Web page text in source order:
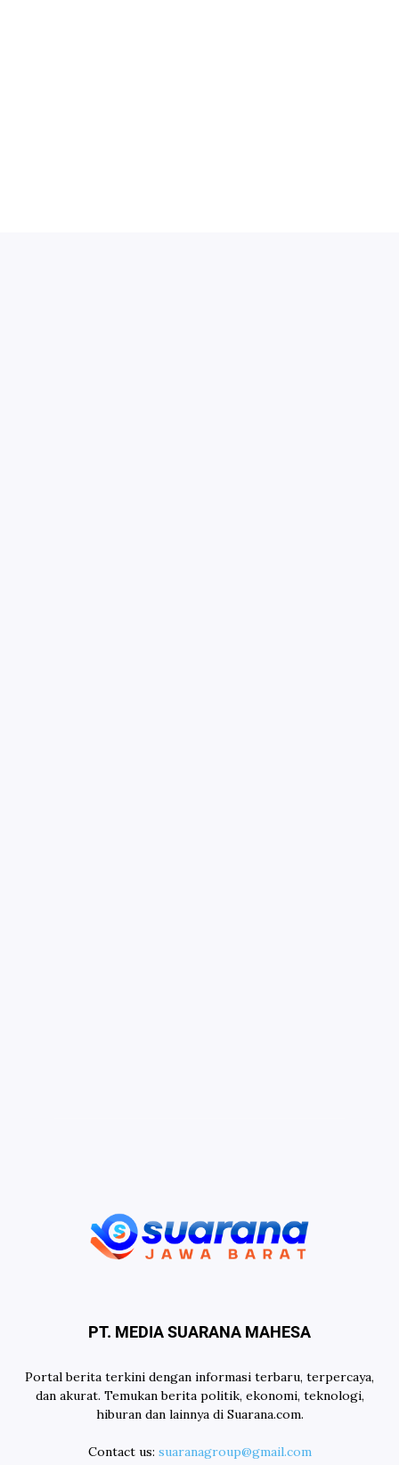
PT. MEDIA SUARANA MAHESA
Portal berita terkini dengan informasi terbaru, terpercaya,
dan akurat. Temukan berita politik, ekonomi, teknologi,
hiburan dan lainnya di Suarana.com.
Contact us: suaranagroup@gmail.com